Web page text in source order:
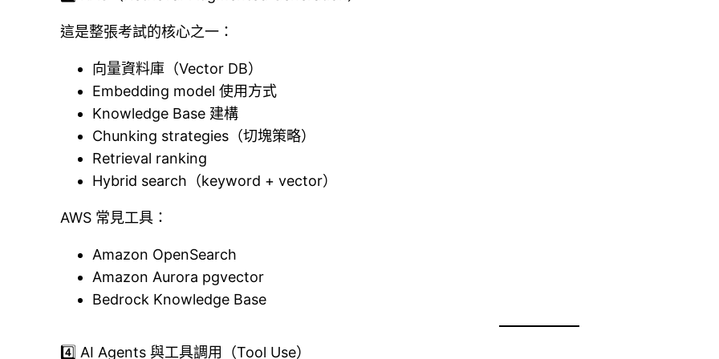
這是整張考試的核心之一：
向量資料庫（Vector DB）
Embedding model 使用方式
Knowledge Base 建構
Chunking strategies（切塊策略）
Retrieval ranking
Hybrid search（keyword + vector）
AWS 常見工具：
Amazon OpenSearch
Amazon Aurora pgvector
Bedrock Knowledge Base
4️⃣ AI Agents 與工具調用（Tool Use）